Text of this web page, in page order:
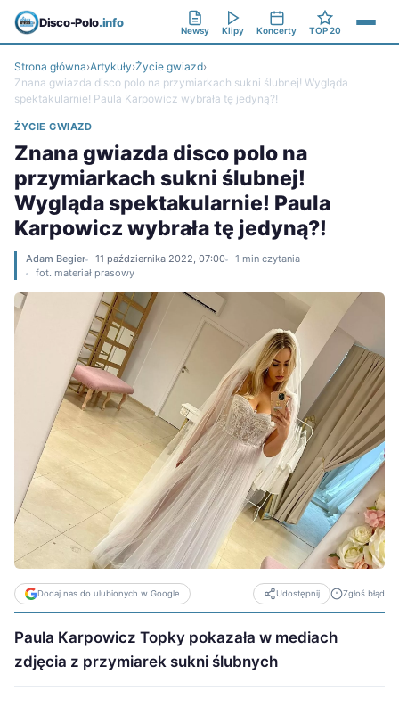
Disco-Polo.info
Newsy Klipy Koncerty TOP 20
Strona główna›Artykuły›Życie gwiazd›
Znana gwiazda disco polo na przymiarkach sukni ślubnej! Wygląda
spektakularnie! Paula Karpowicz wybrała tę jedyną?!
ŻYCIE GWIAZD
Znana gwiazda disco polo na
przymiarkach sukni ślubnej!
Wygląda spektakularnie! Paula
Karpowicz wybrała tę jedyną?!
Adam Begier 11 października 2022, 07:00
1 min czytania
fot. materiał prasowy
Dodaj nas do ulubionych w Google Udostępnij Zgłoś błąd
Paula Karpowicz Topky pokazała w mediach
zdjęcia z przymiarek sukni ślubnych